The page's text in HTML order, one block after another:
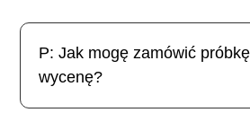
P: Jak mogę zamówić
wycenę?